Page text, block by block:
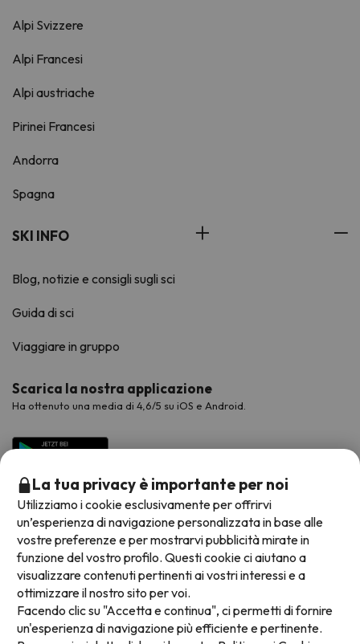
Alpi Svizzere
Alpi Francesi
Alpi austriache
Pirinei Francesi
Andorra
Spagna
SKI INFO
Blog, notizie e consigli sugli sci
Guida di sci
Viaggiare in gruppo
Scarica la nostra applicazione
Ha ottenuto una media di 4,6/5 su iOS e Android.
Metodi di pagamento disponibili
La tua privacy è importante per noi
Utilizziamo i cookie esclusivamente per offrirvi
un’esperienza di navigazione personalizzata in base alle
vostre preferenze e per mostrarvi pubblicità mirate in
funzione del vostro profilo. Questi cookie ci aiutano a
visualizzare contenuti pertinenti ai vostri interessi e a
ottimizzare il nostro sito per voi.
Facendo clic su "Accetta e continua", ci permetti di fornire
un'esperienza di navigazione più efficiente e pertinente.